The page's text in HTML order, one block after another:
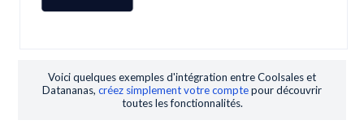
Voici quelques exemples d'intégration entre Coolsales et
Datananas, créez simplement votre comptepour découvrir
toutes les fonctionnalités.